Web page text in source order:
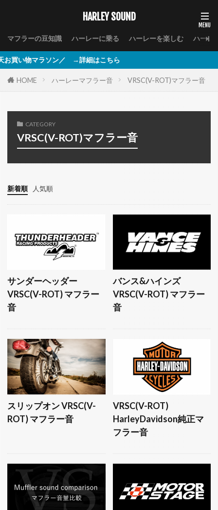
HARLEY SOUND
マフラーの豆知識 ハーレーに乗る ハーレーを楽しむ ハーレ
ラソン／ →詳細はこちら
HOME ハーレーマフラー音 VRSC(V-ROT)マフラー音
CATEGORY
VRSC(V-ROT)マフラー音
新着順 人気順
サンダーヘッダー
VRSC(V-ROT) マフラー
音
バンス&ハインズ
VRSC(V-ROT) マフラー
音
スリップオン VRSC(V-
ROT) マフラー音
VRSC(V-ROT)
HarleyDavidson純正マ
フラー音